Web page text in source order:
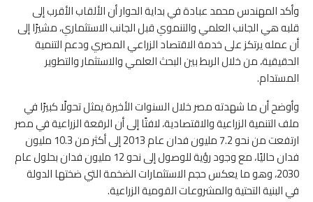
وأكد المهندس محمد عبادة في بداية الحوار أن الألقاب الأقرب إلى
قلبه هي الجانب العلمي والتنموي قبل الجانب الاستثماري، مشيرًا إلى
أن عمله يرتكز على خدمة الاقتصاد الزراعي المصري ودعم التنمية
الحقيقية، من خلال الربط بين البحث العلمي والاستثمار والتطوير
المستدام.
وأوضح أن ما شهدته مصر خلال السنوات الأخيرة يمثل تحولًا كبيرًا في
ملف التنمية الزراعية والاقتصادية، لافتًا إلى أن الرقعة الزراعية في مصر
ارتفعت من نحو 7.2 مليون فدان عام 2013 إلى أكثر من 10.3 مليون
فدان حاليًا، مع وجود رؤية للوصول إلى نحو 12 مليون فدان بحلول عام
2030، وهو ما يعكس حجم الاستثمارات الضخمة التي ضختها الدولة
في البنية التحتية والمشروعات القومية الزراعية.